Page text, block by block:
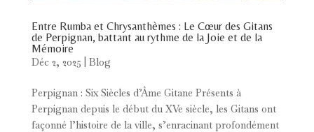
Entre Rumba et Chrysanthèmes : Le Cœur des Gitans
de Perpignan, battant au rythme de la Joie et de la
Mémoire
Déc 2, 2025 Blog
Perpignan : Six Siècles d’Âme Gitane Présents à
Perpignan depuis le début du XVe siècle, les Gitans ont
façonné l’histoire de la ville, s’enracinant profondément